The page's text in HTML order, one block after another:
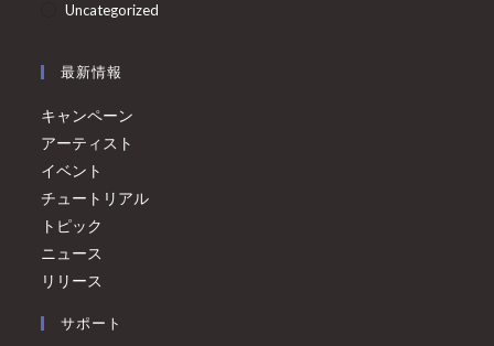
Uncategorized
最新情報
キャンペーン
アーティスト
イベント
チュートリアル
トピック
ニュース
リリース
サポート